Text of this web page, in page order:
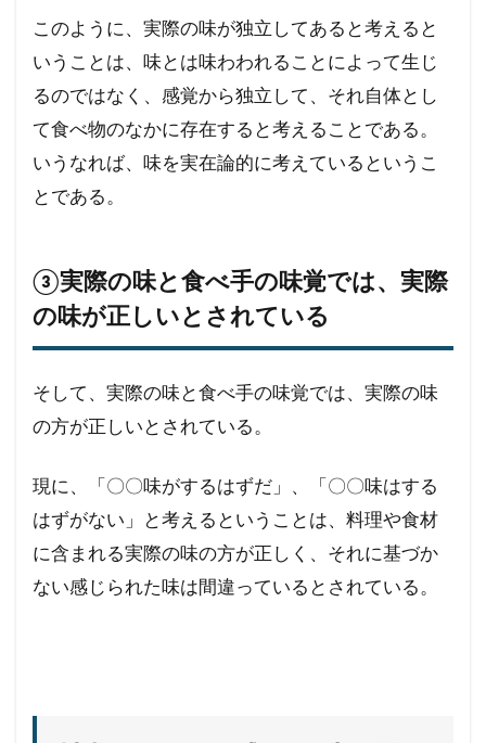
このように、実際の味が独立してあると考えると
いうことは、味とは味わわれることによって生じ
るのではなく、感覚から独立して、それ自体とし
て食べ物のなかに存在すると考えることである。
いうなれば、味を実在論的に考えているというこ
とである。
③実際の味と食べ手の味覚では、実際
の味が正しいとされている
そして、実際の味と食べ手の味覚では、実際の味
の方が正しいとされている。
現に、「〇〇味がするはずだ」、「〇〇味はする
はずがない」と考えるということは、料理や食材
に含まれる実際の味の方が正しく、それに基づか
ない感じられた味は間違っているとされている。